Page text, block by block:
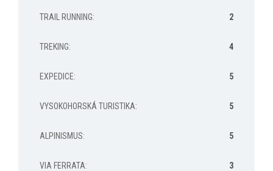
TRAIL RUNNING: 2
TREKING: 4
EXPEDICE: 5
VYSOKOHORSKÁ TURISTIKA: 5
ALPINISMUS: 5
VIA FERRATA: 3